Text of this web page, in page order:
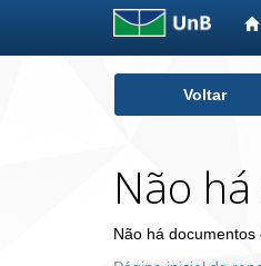
Voltar
Não
Não há